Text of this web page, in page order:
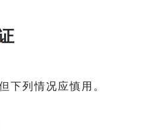
下列情况应慎用。